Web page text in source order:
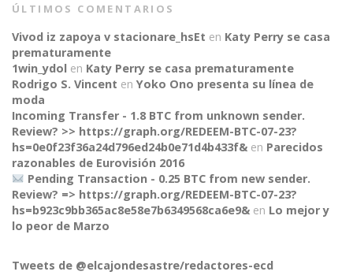
CONNECT
ÚLTIMOS COMENTARIOS
Vivod iz zapoya v stacionare_hsEt en Katy Perry se casa
prematuramente
1win_ydol en Katy Perry se casa prematuramente
Rodrigo S. Vincent en Yoko Ono presenta su línea de
moda
Incoming Transfer - 1.8 BTC from unknown sender.
Review? >> https://graph.org/REDEEM-BTC-07-23?
hs=0e0f23f36a24d796ed24b0e71d4b433f& en Parecidos
razonables de Eurovisión 2016
Pending Transaction - 0.25 BTC from new sender.
Review? => https://graph.org/REDEEM-BTC-07-23?
hs=b923c9bb365ac8e58e7b6349568ca6e9& en Lo mejor y
lo peor de Marzo
Tweets de @elcajondesastre/redactores-ecd